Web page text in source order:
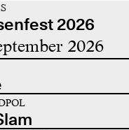
2026
2026